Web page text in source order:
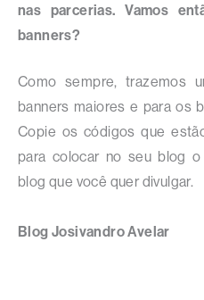
nas parcerias. Vamos
banners?
Como sempre, trazemos
banners maiores e para os
Copie os códigos que
para colocar no seu blog
blog que você quer divulgar.
Blog Josivandro Avelar